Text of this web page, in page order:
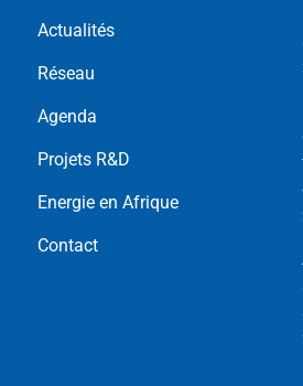
Actualités
Réseau
Agenda
Projets R&D
Energie en Afrique
Contact